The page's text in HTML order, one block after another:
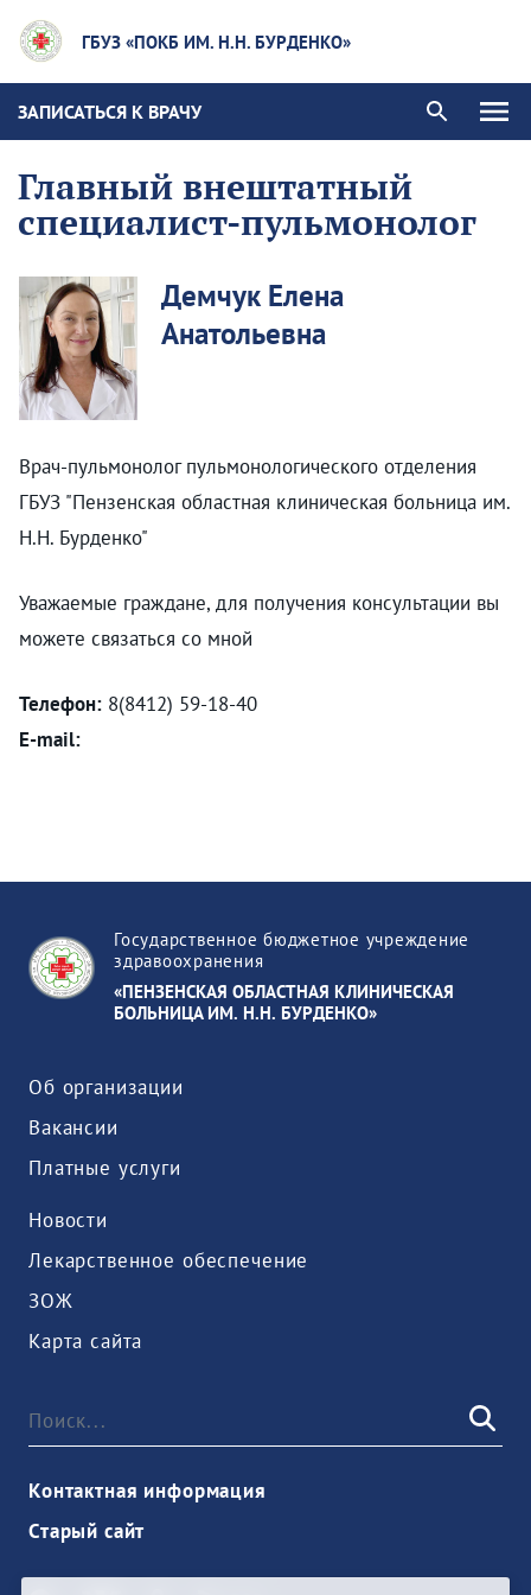
ГБУЗ «ПОКБ ИМ. Н.Н. БУРДЕНКО»
ЗАПИСАТЬСЯ К ВРАЧУ
Главный внештатный
специалист-пульмонолог
Демчук Елена
Анатольевна
Врач-пульмонолог пульмонологического отделения
ГБУЗ "Пензенская областная клиническая больница им.
Н.Н. Бурденко"
Уважаемые граждане, для получения консультации вы
можете связаться со мной
Телефон: 8(8412) 59-18-40
E-mail:
Государственное бюджетное учреждение
здравоохранения
«ПЕНЗЕНСКАЯ ОБЛАСТНАЯ КЛИНИЧЕСКАЯ
БОЛЬНИЦА ИМ. Н.Н. БУРДЕНКО»
Об организации
Вакансии
Платные услуги
Новости
Лекарственное обеспечение
ЗОЖ
Карта сайта
Контактная информация
Старый сайт